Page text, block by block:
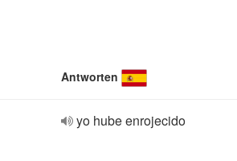
Antworten
yo hube enrojecido